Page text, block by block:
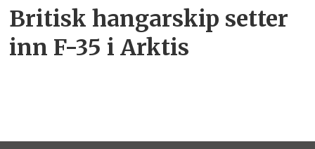
Britisk hangarskip setter
inn F-35 i Arktis